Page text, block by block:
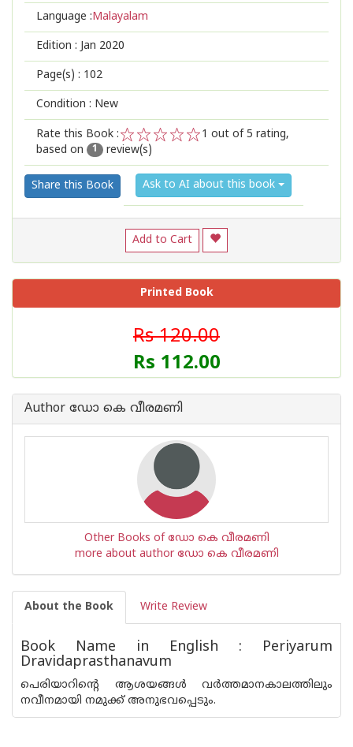
Language :Malayalam
Edition : Jan 2020
Page(s) : 102
Condition : New
Rate this Book :
2
1
1 out of 5 rating,
based on
1 review(s)
Share this Book Ask to AI about this book
Add to Cart
Printed Book
Rs 120.00
Rs 112.00
Author ഡോ കെ വീരമണി
Other Books of ഡോ കെ വീരമണി
more about author ഡോ കെ വീരമണി
About the Book Write Review
Book Name in English : Periyarum
Dravidaprasthanavum
പെരിയാറിന്റെ ആശയങ്ങള്‍ വര്‍ത്തമാനകാലത്തിലും
നവീനമായി നമുക്ക് അനുഭവപ്പെടും.